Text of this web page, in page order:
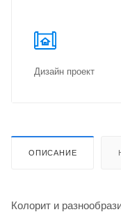
Дизайн проект
ОПИСАНИЕ
Колорит и